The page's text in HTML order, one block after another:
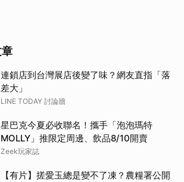
連鎖店到台灣展店後變了味？網友直指「落
差大」
LINE TODAY 討論牆
星巴克今夏必收聯名！攜手「泡泡瑪特
MOLLY」推限定周邊、飲品8/10開賣
Zeek玩家誌
【有片】搓愛玉總是變不了凍？農糧署公開